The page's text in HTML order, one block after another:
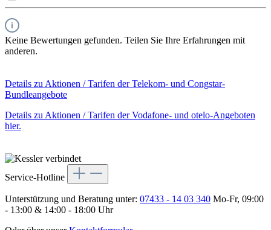
Keine Bewertungen gefunden. Teilen Sie Ihre Erfahrungen mit
anderen.
Details zu Aktionen / Tarifen der Telekom- und Congstar-
Bundleangebote
Details zu Aktionen / Tarifen der Vodafone- und otelo-Angeboten
hier.
Service-Hotline
Unterstützung und Beratung unter: 07433 - 14 03 340 Mo-Fr, 09:00
- 13:00 & 14:00 - 18:00 Uhr